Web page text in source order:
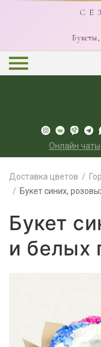
С Е
Онлайн чаты
Доставка цветов
Букет синих,
Букет
и белых